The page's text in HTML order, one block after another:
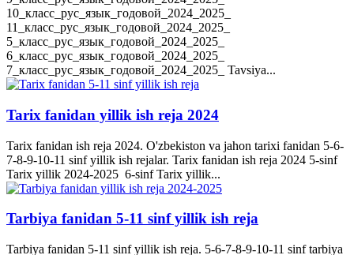
10_класс_рус_язык_годовой_2024_2025_
11_класс_рус_язык_годовой_2024_2025_
5_класс_рус_язык_годовой_2024_2025_
6_класс_рус_язык_годовой_2024_2025_
7_класс_рус_язык_годовой_2024_2025_ Tavsiya...
Tarix fanidan yillik ish reja 2024
Tarix fanidan ish reja 2024. O'zbekiston va jahon tarixi fanidan 5-6-
7-8-9-10-11 sinf yillik ish rejalar. Tarix fanidan ish reja 2024 5-sinf
Tarix yillik 2024-2025 6-sinf Tarix yillik...
Tarbiya fanidan 5-11 sinf yillik ish reja
Tarbiya fanidan 5-11 sinf yillik ish reja. 5-6-7-8-9-10-11 sinf tarbiya